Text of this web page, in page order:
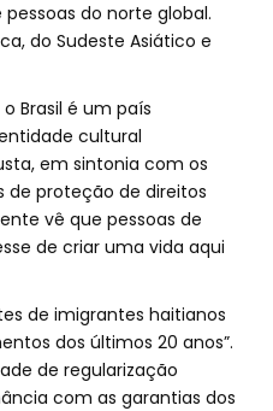
do norte global.
do Sudeste Asiático e
Brasil é um país
cultural
em sintonia com os
de proteção de direitos
vê que pessoas de
de criar uma vida aqui
de imigrantes haitianos
dos últimos 20 anos”.
de regularização
com as garantias dos